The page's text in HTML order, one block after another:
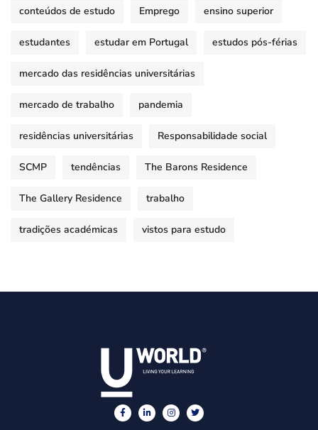
conteúdos de estudo Emprego ensino superior
estudantes estudar em Portugal estudos pós-férias
mercado das residências universitárias
mercado de trabalho pandemia
residências universitárias Responsabilidade social
SCMP tendências The Barons Residence
The Gallery Residence trabalho
tradições académicas vistos para estudo